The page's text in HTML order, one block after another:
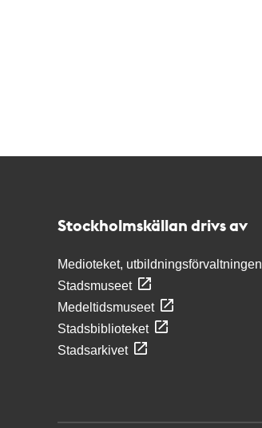
Stockholmskällan drivs av
Medioteket, utbildningsförvaltningen
Stadsmuseet
Medeltidsmuseet
Stadsbiblioteket
Stadsarkivet